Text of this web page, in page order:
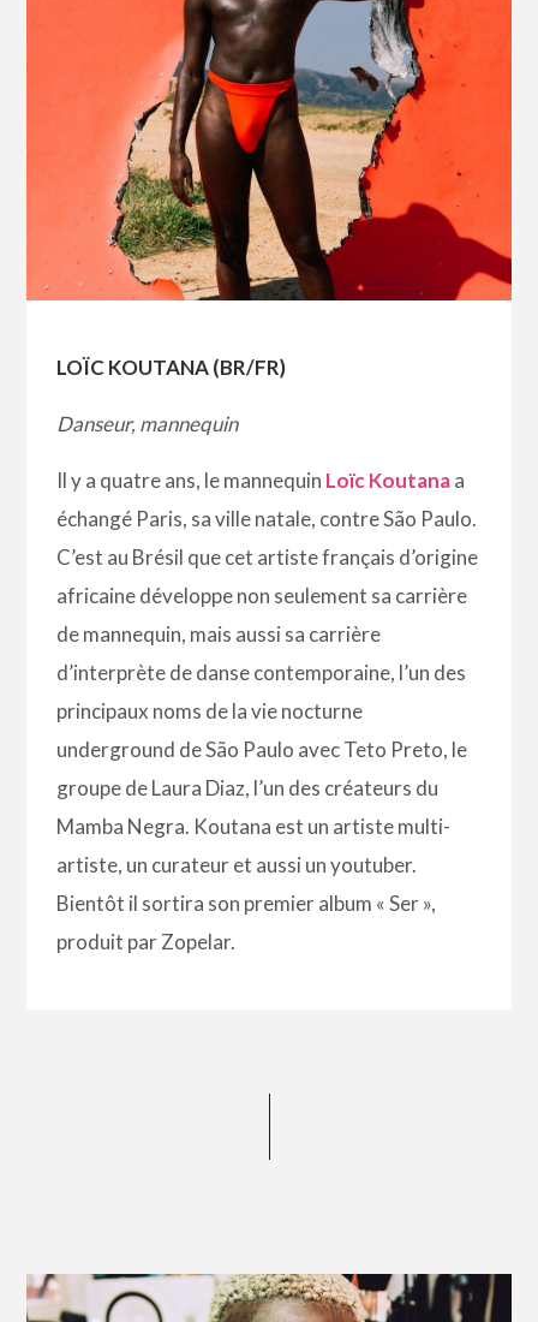
LOÏC KOUTANA (BR/FR)
Danseur, mannequin
Il y a quatre ans, le mannequin Loïc Koutanaa
échangé Paris, sa ville natale, contre São Paulo.
C’est au Brésil que cet artiste français d’origine
africaine développe non seulement sa carrière
de mannequin, mais aussi sa carrière
d’interprète de danse contemporaine, l’un des
principaux noms de la vie nocturne
underground de São Paulo avec Teto Preto, le
groupe de Laura Diaz, l’un des créateurs du
Mamba Negra. Koutana est un artiste multi-
artiste, un curateur et aussi un youtuber.
Bientôt il sortira son premier album « Ser »,
produit par Zopelar.